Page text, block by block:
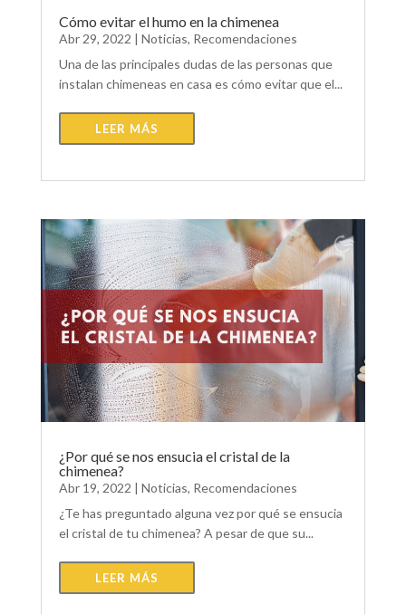
Cómo evitar el humo en la chimenea
Abr 29, 2022 Noticias, Recomendaciones
Una de las principales dudas de las personas que
instalan chimeneas en casa es cómo evitar que el...
LEER MÁS
¿Por qué se nos ensucia el cristal de la
chimenea?
Abr 19, 2022 | Noticias, Recomendaciones
¿Te has preguntado alguna vez por qué se ensucia
el cristal de tu chimenea? A pesar de que su...
LEER MÁS